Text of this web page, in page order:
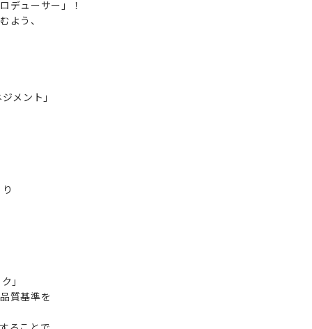
デューサー」！
よう、
メント」
」
質基準を